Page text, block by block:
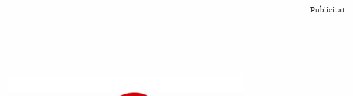
Publicitat